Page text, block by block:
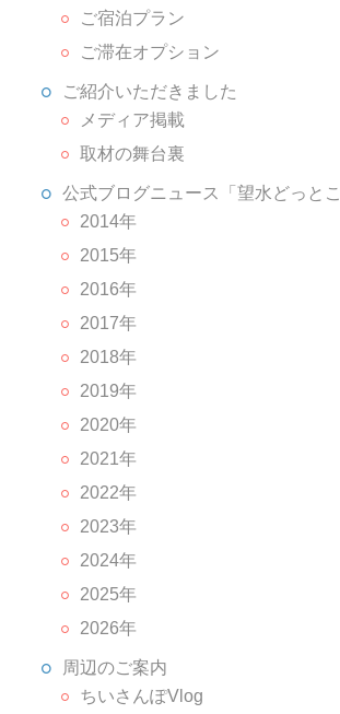
ご宿泊プラン
ご滞在オプション
ご紹介いただきました
メディア掲載
取材の舞台裏
公式ブログニュース「望水どっとこ
2014年
2015年
2016年
2017年
2018年
2019年
2020年
2021年
2022年
2023年
2024年
2025年
2026年
周辺のご案内
ちいさんぽVlog